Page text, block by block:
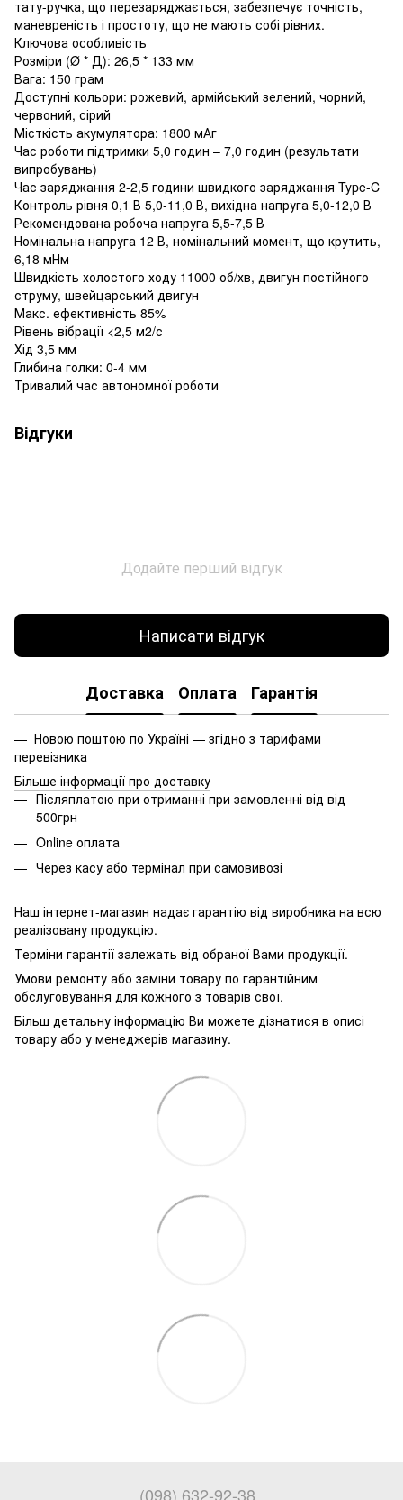
тату-ручка, що перезаряджається, забезпечує точність,
маневреність і простоту, що не мають собі рівних.
Ключова особливість
Розміри (Ø * Д): 26,5 * 133 мм
Вага: 150 грам
Доступні кольори: рожевий, армійський зелений, чорний,
червоний, сірий
Місткість акумулятора: 1800 мАг
Час роботи підтримки 5,0 годин – 7,0 годин (результати
випробувань)
Час заряджання 2-2,5 години швидкого заряджання Type-C
Контроль рівня 0,1 В 5,0-11,0 В, вихідна напруга 5,0-12,0 В
Рекомендована робоча напруга 5,5-7,5 В
Номінальна напруга 12 В, номінальний момент, що крутить,
6,18 мНм
Швидкість холостого ходу 11000 об/хв, двигун постійного
струму, швейцарський двигун
Макс. ефективність 85%
Рівень вібрації <2,5 м2/с
Хід 3,5 мм
Глибина голки: 0-4 мм
Тривалий час автономної роботи
Відгуки
Додайте перший відгук
Написати відгук
Доставка Оплата Гарантія
— Новою поштою по Україні — згідно з тарифами
перевізника
Більше інформації про доставку
Післяплатою при отриманні при замовленні від від
500грн
Online оплата
Через касу або термінал при самовивозі
Наш інтернет-магазин надає гарантію від виробника на всю
реалізовану продукцію.
Терміни гарантії залежать від обраної Вами продукції.
Умови ремонту або заміни товару по гарантійним
обслуговування для кожного з товарів свої.
Більш детальну інформацію Ви можете дізнатися в описі
товару або у менеджерів магазину.
(098) 632-92-38